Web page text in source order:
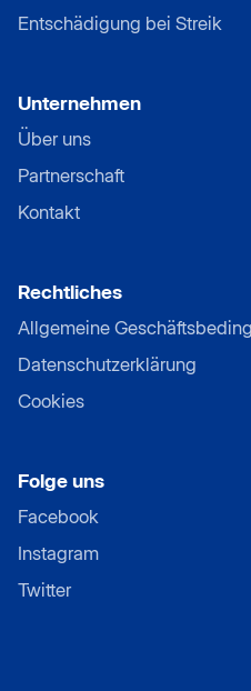
Entschädigung bei Streik
Unternehmen
Über uns
Partnerschaft
Kontakt
Rechtliches
Allgemeine
Datenschutzerklärung
Cookies
Folge uns
Facebook
Instagram
Twitter